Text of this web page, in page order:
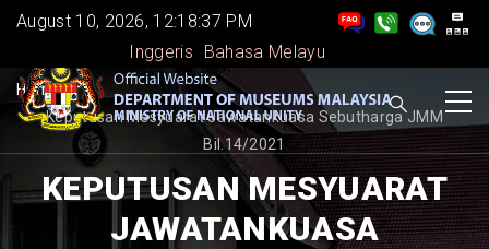
Skip
main
content
August 10, 2026, 12:18:37 PM
Inggeris
Bahasa Melayu
BREADCRUMB
Home -
Keputusan Mesyuarat Jawatankuasa Sebutharga JMM
Bil.14/2021
KEPUTUSAN MESYUARAT
JAWATANKUASA